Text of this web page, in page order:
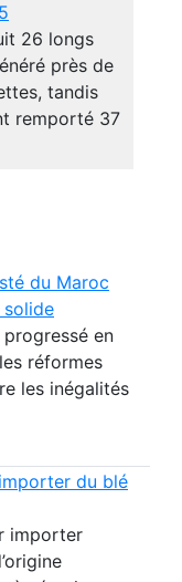
26 longs
près de
tandis
remporté 37
du Maroc
solide
en
réformes
les inégalités
du blé
importer